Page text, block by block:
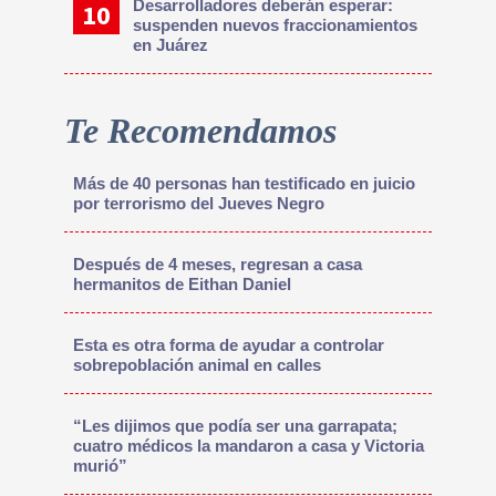
Desarrolladores deberán esperar:
suspenden nuevos fraccionamientos
en Juárez
Te Recomendamos
Más de 40 personas han testificado en juicio
por terrorismo del Jueves Negro
Después de 4 meses, regresan a casa
hermanitos de Eithan Daniel
Esta es otra forma de ayudar a controlar
sobrepoblación animal en calles
“Les dijimos que podía ser una garrapata;
cuatro médicos la mandaron a casa y Victoria
murió”